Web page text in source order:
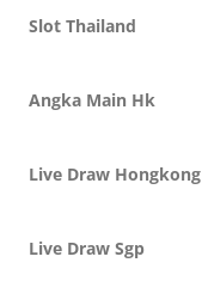
Slot Thailand
Angka Main Hk
Live Draw Hongkong
Live Draw Sgp